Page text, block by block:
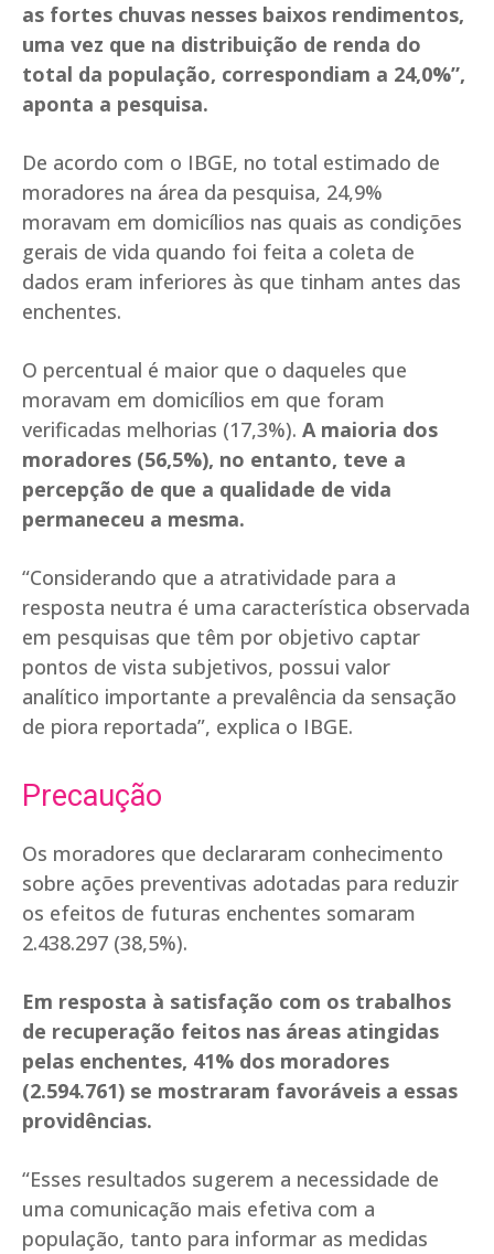
as fortes chuvas nesses baixos rendimentos,
uma vez que na distribuição de renda do
total da população, correspondiam a 24,0%”,
aponta a pesquisa.
De acordo com o IBGE, no total estimado de
moradores na área da pesquisa, 24,9%
moravam em domicílios nas quais as condições
gerais de vida quando foi feita a coleta de
dados eram inferiores às que tinham antes das
enchentes.
O percentual é maior que o daqueles que
moravam em domicílios em que foram
verificadas melhorias (17,3%). A maioria dos
moradores (56,5%), no entanto, teve a
percepção de que a qualidade de vida
permaneceu a mesma.
“Considerando que a atratividade para a
resposta neutra é uma característica observada
em pesquisas que têm por objetivo captar
pontos de vista subjetivos, possui valor
analítico importante a prevalência da sensação
de piora reportada”, explica o IBGE.
Precaução
Os moradores que declararam conhecimento
sobre ações preventivas adotadas para reduzir
os efeitos de futuras enchentes somaram
2.438.297 (38,5%).
Em resposta à satisfação com os trabalhos
de recuperação feitos nas áreas atingidas
pelas enchentes, 41% dos moradores
(2.594.761) se mostraram favoráveis a essas
providências.
“Esses resultados sugerem a necessidade de
uma comunicação mais efetiva com a
população, tanto para informar as medidas